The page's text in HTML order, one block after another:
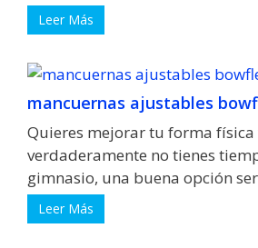
Leer Más
mancuernas ajustables
Quieres mejorar tu forma física
verdaderamente no tienes
gimnasio, una buena opción
Leer Más